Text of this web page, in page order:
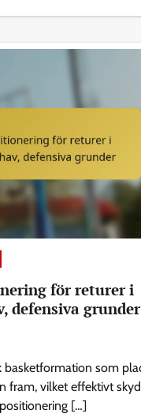
för returer i
defensiva grunder
basketformation som
fram, vilket effektivt
[…]